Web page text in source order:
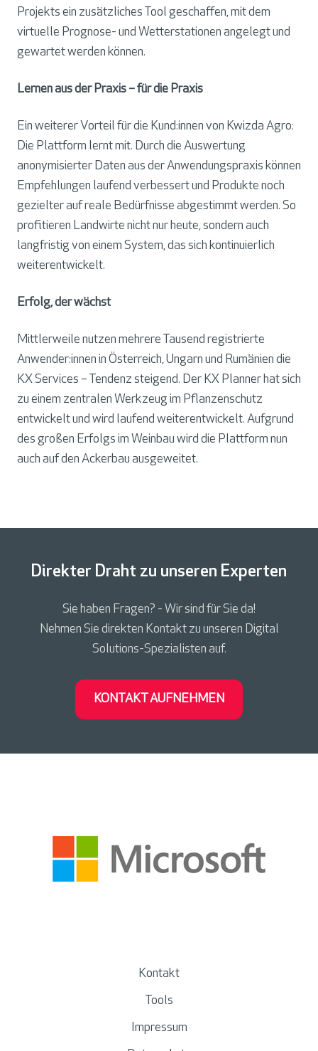
Projekts ein zusätzliches Tool geschaffen, mit dem
virtuelle Prognose- und Wetterstationen angelegt und
gewartet werden können.
Lernen aus der Praxis – für die Praxis
Ein weiterer Vorteil für die Kund:innen von Kwizda Agro:
Die Plattform lernt mit. Durch die Auswertung
anonymisierter Daten aus der Anwendungspraxis können
Empfehlungen laufend verbessert und Produkte noch
gezielter auf reale Bedürfnisse abgestimmt werden. So
profitieren Landwirte nicht nur heute, sondern auch
langfristig von einem System, das sich kontinuierlich
weiterentwickelt.
Erfolg, der wächst
Mittlerweile nutzen mehrere Tausend registrierte
Anwender:innen in Österreich, Ungarn und Rumänien die
KX Services – Tendenz steigend. Der KX Planner hat sich
zu einem zentralen Werkzeug im Pflanzenschutz
entwickelt und wird laufend weiterentwickelt. Aufgrund
des großen Erfolgs im Weinbau wird die Plattform nun
auch auf den Ackerbau ausgeweitet.
Direkter Draht zu unseren Experten
Sie haben Fragen? - Wir sind für Sie da!
Nehmen Sie direkten Kontakt zu unseren Digital
Solutions-Spezialisten auf.
KONTAKT AUFNEHMEN
Kontakt
Tools
Impressum